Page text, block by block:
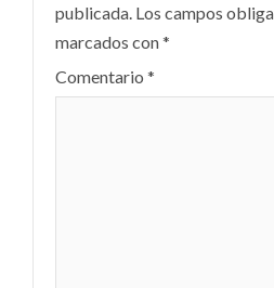
publicada. Los campos
marcados con*
Comentario *